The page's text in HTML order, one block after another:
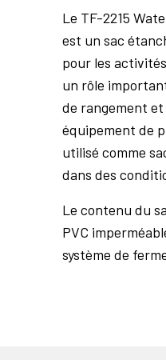
Le TF-2215
est un sac
pour les
un rôle
de rangement
équipement de
utilisé comme
dans des
Le contenu du
PVC
système de